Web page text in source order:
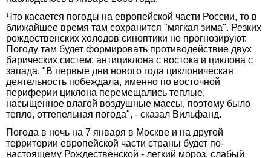
Что касается погоды на европейской части России, то в
ближайшее время там сохранится "мягкая зима". Резких
рождественских холодов синоптики не прогнозируют.
Погоду там будет формировать противодействие двух
барических систем: антициклона с востока и циклона с
запада. "В первые дни нового года циклоническая
деятельность побеждала, именно по восточной
периферии циклона перемещались теплые,
насыщенное влагой воздушные массы, поэтому было
тепло, оттепельная погода", - сказал Вильфанд.
Погода в ночь на 7 января в Москве и на другой
территории европейской части страны будет по-
настоящему Рождественской - легкий мороз, слабый